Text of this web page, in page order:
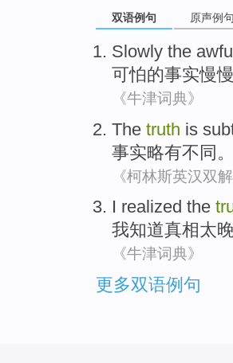
双语例句 原声例句
Slowly the
可怕的事实慢慢
《牛津词典》
The truth is
事实略有不同 。
《柯林斯英汉双
I realized the
我知道真相太
《牛津词典》
更多双语例句